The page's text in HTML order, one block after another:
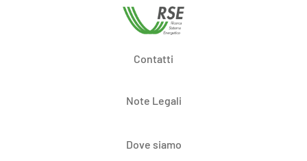
Contatti
Note Legali
Dove siamo